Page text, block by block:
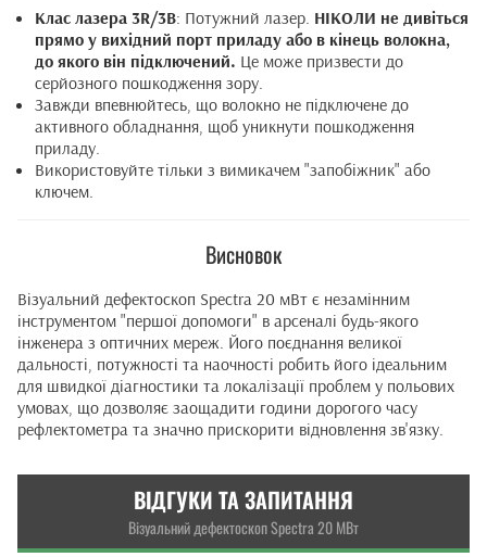
Клас лазера 3R/3B: Потужний лазер. НІКОЛИ не дивіться
прямо у вихідний порт приладу або в кінець волокна,
до якого він підключений. Це може призвести до
серйозного пошкодження зору.
Завжди впевнюйтесь, що волокно не підключене до
активного обладнання, щоб уникнути пошкодження
приладу.
Використовуйте тільки з вимикачем "запобіжник" або
ключем.
Висновок
Візуальний дефектоскоп Spectra 20 мВт є незамінним
інструментом "першої допомоги" в арсеналі будь-якого
інженера з оптичних мереж. Його поєднання великої
дальності, потужності та наочності робить його ідеальним
для швидкої діагностики та локалізації проблем у польових
умовах, що дозволяє заощадити години дорогого часу
рефлектометра та значно прискорити відновлення зв'язку.
ВІДГУКИ ТА ЗАПИТАННЯ
Візуальний дефектоскоп Spectra 20 МВт